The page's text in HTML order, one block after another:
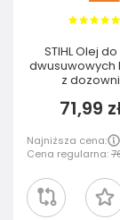
STIHL Olej
dwusuwowych
z
71,99
Najniższa cena:
Cena regularna: